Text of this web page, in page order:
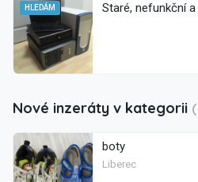
HLEDÁM Staré, nefunkční
Nové inzeráty v kategorii
boty
Liberec